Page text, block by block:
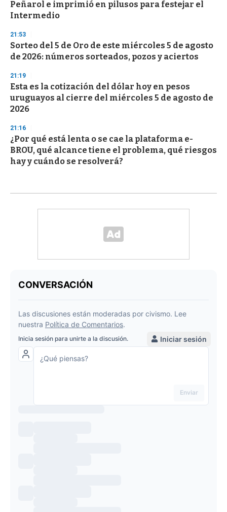
Peñarol e imprimió en pilusos para festejar el
Intermedio
21:53
Sorteo del 5 de Oro de este miércoles 5 de agosto
de 2026: números sorteados, pozos y aciertos
21:19
Esta es la cotización del dólar hoy en pesos
uruguayos al cierre del miércoles 5 de agosto de
2026
21:16
¿Por qué está lenta o se cae la plataforma e-
BROU, qué alcance tiene el problema, qué riesgos
hay y cuándo se resolverá?